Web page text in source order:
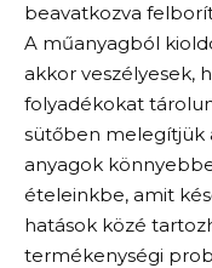
beavatkozva
A műanyagból
akkor veszélyesek,
folyadékokat
sütőben melegítjük
anyagok
ételeinkbe, amit
hatások közé
termékenységi